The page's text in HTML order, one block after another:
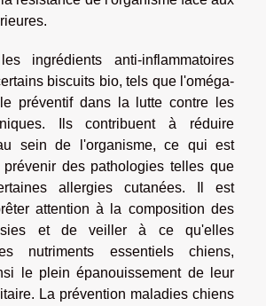
ingrédients anti-inflammatoires
biscuits bio, tels que l'oméga-
préventif dans la lutte contre les
Ils contribuent à réduire
sein de l'organisme, ce qui est
prévenir des pathologies telles que
allergies cutanées. Il est
attention à la composition des
et de veiller à ce qu'elles
nutriments essentiels chiens,
le plein épanouissement de leur
La prévention maladies chiens